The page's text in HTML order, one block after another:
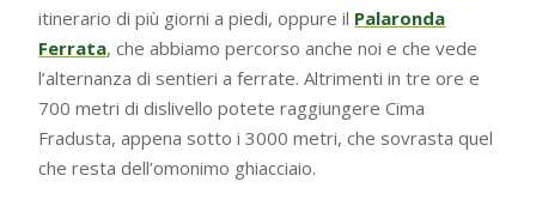
itinerario di più giorni a piedi, oppure il Palaronda
Ferrata, che abbiamo percorso anche noi e che vede
l’alternanza di sentieri a ferrate. Altrimenti in tre ore e
700 metri di dislivello potete raggiungere Cima
Fradusta, appena sotto i 3000 metri, che sovrasta quel
che resta dell’omonimo ghiacciaio.